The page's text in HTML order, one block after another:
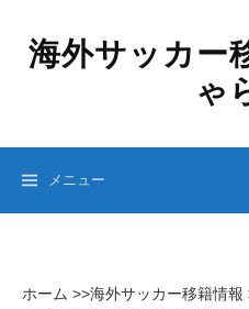
ッ
海外サッカー
ゃ
メニュー
ホーム >>海外サッカー移籍情報